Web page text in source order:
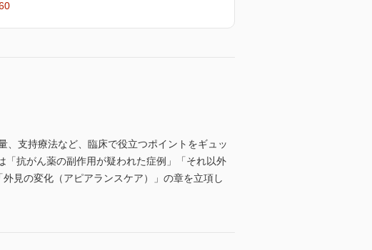
支持療法など、臨床で役立つポイントをギュッ
抗がん薬の副作用が疑われた症例」「それ以外
見の変化（アピアランスケア）」の章を立項し